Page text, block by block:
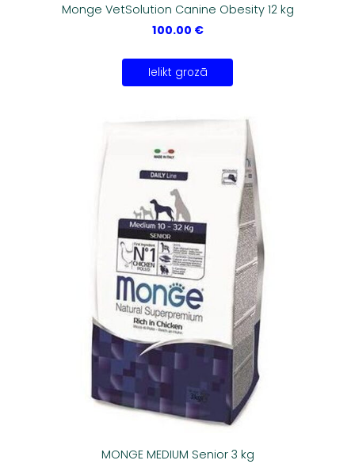
Monge VetSolution Canine Obesity 12 kg
100.00 €
Ielikt grozā
MONGE MEDIUM Senior 3 kg